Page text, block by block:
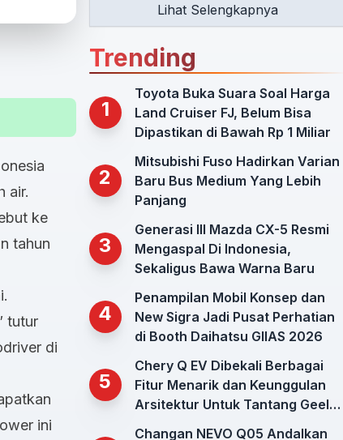
air.
ke
tahun
tutur
di
ini
Lihat Selengkapnya
Trending
1
Toyota Buka Suara Soal Harga
Land Cruiser FJ, Belum Bisa
Dipastikan di Bawah Rp 1 Miliar
2
Mitsubishi Fuso Hadirkan Varian
Baru Bus Medium Yang Lebih
Panjang
3
Generasi III Mazda CX-5 Resmi
Mengaspal Di Indonesia,
Sekaligus Bawa Warna Baru
4
Penampilan Mobil Konsep dan
New Sigra Jadi Pusat Perhatian
di Booth Daihatsu GIIAS 2026
5
Chery Q EV Dibekali Berbagai
Fitur Menarik dan Keunggulan
Arsitektur Untuk Tantang Geely
Changan NEVO Q05 Andalkan